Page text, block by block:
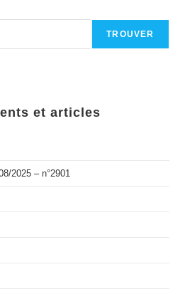
TROUVER
et articles
2025 – n°2901